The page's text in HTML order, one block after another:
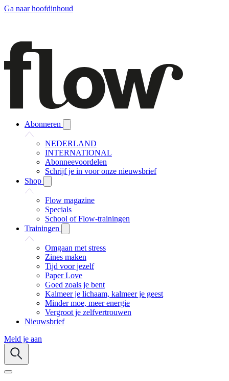
Ga naar hoofdinhoud
Abonneren
NEDERLAND
INTERNATIONAL
Abonneevoordelen
Schrijf je in voor onze nieuwsbrief
Shop
Flow magazine
Specials
School of Flow-trainingen
Trainingen
Omgaan met stress
Zines maken
Tijd voor jezelf
Paper Love
Goed zoals je bent
Kalmeer je lichaam, kalmeer je geest
Minder moe, meer energie
Vergroot je zelfvertrouwen
Nieuwsbrief
Meld je aan